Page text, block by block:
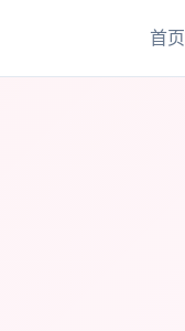
首页